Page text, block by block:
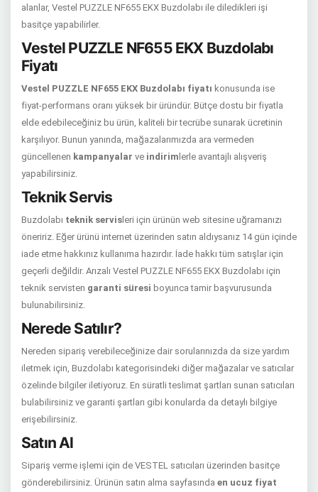
alanlar, Vestel PUZZLE NF655 EKX Buzdolabı ile diledikleri işi
basitçe yapabilirler.
Vestel PUZZLE NF655 EKX Buzdolabı
Fiyatı
Vestel PUZZLE NF655 EKX Buzdolabı fiyatı konusunda ise
fiyat-performans oranı yüksek bir üründür. Bütçe dostu bir fiyatla
elde edebileceğiniz bu ürün, kaliteli bir tecrübe sunarak ücretinin
karşılıyor. Bunun yanında, mağazalarımızda ara vermeden
güncellenen kampanyalar ve indirim lerle avantajlı alışveriş
yapabilirsiniz.
Teknik Servis
Buzdolabı teknik servis leri için ürünün web sitesine uğramanızı
öneririz. Eğer ürünü internet üzerinden satın aldıysanız 14 gün içinde
iade etme hakkınız kullanıma hazırdır. İade hakkı tüm satışlar için
geçerli değildir. Arızalı Vestel PUZZLE NF655 EKX Buzdolabı için
teknik servisten garanti süresi boyunca tamir başvurusunda
bulunabilirsiniz.
Nerede Satılır?
Nereden sipariş verebileceğinize dair sorularınızda da size yardım
iletmek için, Buzdolabı kategorisindeki diğer mağazalar ve satıcılar
özelinde bilgiler iletiyoruz. En süratli teslimat şartları sunan satıcıları
bulabilirsiniz ve garanti şartları gibi konularda da detaylı bilgiye
erişebilirsiniz.
Satın Al
Sipariş verme işlemi için de VESTEL satıcıları üzerinden basitçe
gönderebilirsiniz. Ürünün satın alma sayfasında en ucuz fiyat